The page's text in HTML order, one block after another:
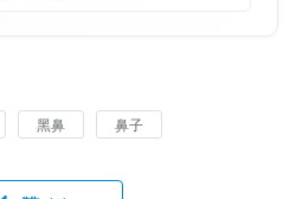
黑鼻 鼻子